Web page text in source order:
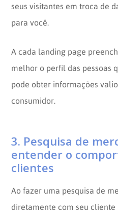
seus visitantes em troca de
para você.
A cada landing page
melhor o perfil das pessoas
pode obter informações
consumidor.
3. Pesquisa de
entender o
clientes
Ao fazer uma pesquisa de
diretamente com seu cliente